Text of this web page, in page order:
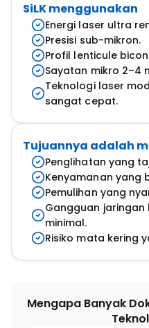
SiLK menggunakan
Energi laser ultra
Presisi sub-mikron.
Profil lenticule
Sayatan mikro 2–4
Teknologi laser
sangat cepat.
Tujuannya adalah
Penglihatan yang
Kenyamanan yang
Pemulihan yang
Gangguan jaringan
minimal.
Risiko mata kering
Mengapa Banyak